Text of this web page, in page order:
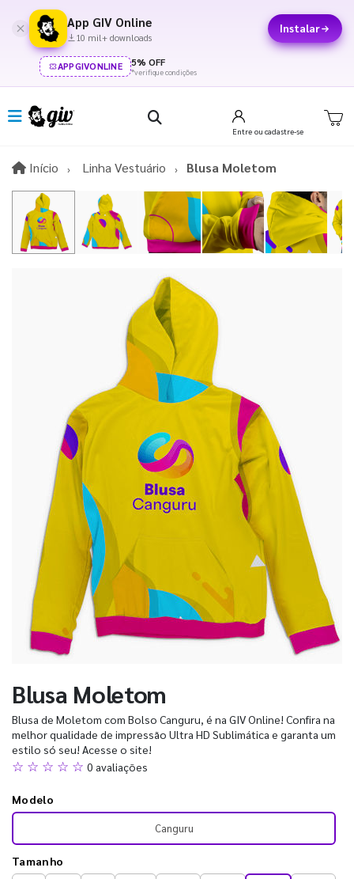
App GIV Online
10 mil+ downloads
Instalar
APPGIVONLINE 5% OFF
*verifique condições
Entre ou cadastre-se
Início InícioLinha Vestuário Blusa Moletom
Blusa Moletom
Blusa de Moletom com Bolso Canguru, é na GIV Online! Confira na
melhor qualidade de impressão Ultra HD Sublimática e garanta um
estilo só seu! Acesse o site!
☆ ☆ ☆ ☆ ☆ 0 avaliações
Modelo
Canguru
Tamanho